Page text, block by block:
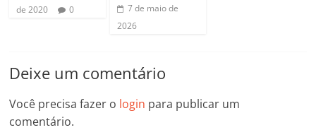
de 2020
0
7 de maio de
2026
Deixe um comentário
Você precisa fazer o login para publicar um
comentário.